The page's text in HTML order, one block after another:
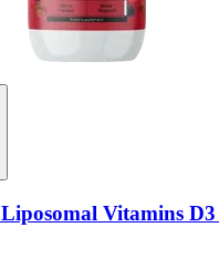
Liposomal Vitamins